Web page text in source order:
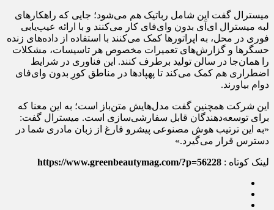
میسترال گفت این شامل رباتیک هم می‌شود؛ جایی که راهکارهای
لبه میسترال ای‌آی بدون وای‌فای کار می‌کنند و با ارائه عیب‌یابی
فوری در محل، به اپراتورها کمک می‌کنند با استفاده از داده‌های زنده
حسگرها و گزارش‌های تعمیرات مخصوص هر تاسیسات، مشکلات
را همان‌جا در سالن تولید برطرف کنند. این فناوری در شرایط
اضطراری هم کمک می‌کند تا پهپادها در مناطق کورِ بدون وای‌فای
دوام بیاورند.
این شرکت همچنین گفت مدل‌هایش متن‌باز است؛ به این معنا که
برای توسعه‌دهندگان قابل سفارشی‌سازی است. میسترال گفت:
«به این ترتیب هوش مصنوعی پیشرو فارغ از زبان مادری شما در
دسترس قرار می‌گیرد.»
لینک کوتاه : https://www.greenbeautymag.com/?p=56228